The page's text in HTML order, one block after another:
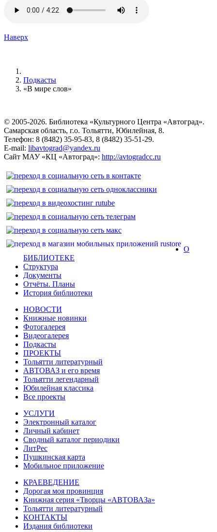
Наверх
Подкасты
«В мире слов»
© 2005-2026. Библиотека «Культурного Центра «Автоград».
Самарская область, г.о. Тольятти, Юбилейная, 8.
Телефон: 8 (8482) 35-95-83, 8 (8482) 35-51-29.
E-mail: libavtograd@yandex.ru
Сайт МАУ «КЦ «Автоград»: http://avtogradcc.ru
О
БИБЛИОТЕКЕ
Структура
Документы
Отчёты. Планы
История библиотеки
НОВОСТИ
Книжные новинки
Фотогалерея
Видеогалерея
Подкасты
ПРОЕКТЫ
Тольятти литературный
АВТОВАЗ и его время
Тольятти легендарный
Юбилейная классика
Все проекты
УСЛУГИ
Электронный каталог
Личный кабинет
Сводный каталог периодики
ЛитРес
Пушкинская карта
Мобильное приложение
КРАЕВЕДЕНИЕ
Дорогая моя провинция
Книжная серия «Творцы «АВТОВАЗа»
Тольятти литературный
КОНТАКТЫ
Издания библиотеки